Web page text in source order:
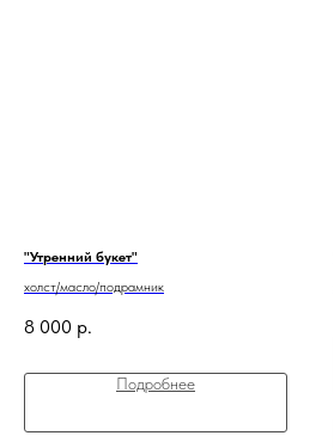
"Утренний букет"
холст/масло/подрамник
8 000 р.
Подробнее